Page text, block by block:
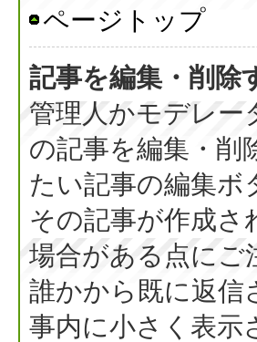
ページトップ
記事を編集・削除
管理人かモデレー
の記事を編集・削
たい記事の編集
その記事が作成
場合がある点にご
誰かから既に返信
事内に小さく表示